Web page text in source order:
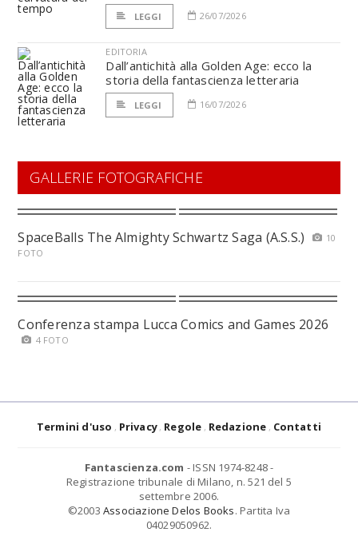
LEGGI 26/07/2026
EDITORIA
Dall’antichità alla Golden Age: ecco la
storia della fantascienza letteraria
LEGGI 16/07/2026
GALLERIE FOTOGRAFICHE
SpaceBalls The Almighty Schwartz Saga (A.S.S.)
10
FOTO
Conferenza stampa Lucca Comics and Games 2026
4 FOTO
Termini d'uso Privacy Regole Redazione Contatti
Fantascienza.com - ISSN 1974-8248 -
Registrazione tribunale di Milano, n. 521 del 5
settembre 2006.
©2003 Associazione Delos Books. Partita Iva
04029050962.